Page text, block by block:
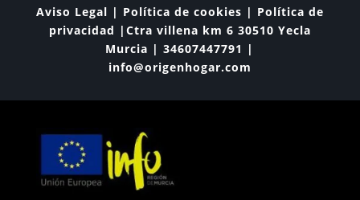
Aviso Legal | Política de cookies | Política de
privacidad |Ctra villena km 6 30510 Yecla
Murcia | 34607447791 |
info@origenhogar.com